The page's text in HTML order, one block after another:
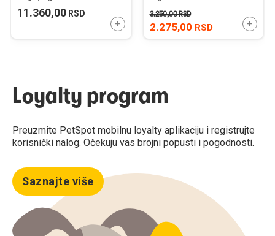
11.360,00 RSD
DODAJTE U KORPU
2.275,00 RSD
3.250,00RSD
Loyalty program
Preuzmite PetSpot mobilnu loyalty aplikaciju i registrujte
korisnički nalog. Očekuju vas brojni popusti i pogodnosti.
Saznajte više